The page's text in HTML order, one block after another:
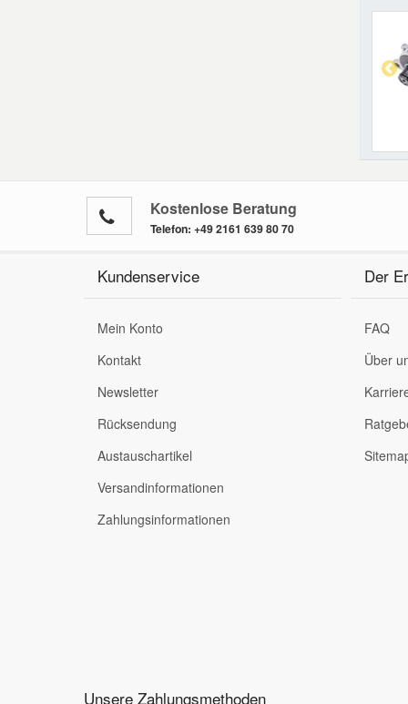
Kostenlose Beratung
Telefon: +49 2161 639 80 70
Kundenservice
Mein Konto
Kontakt
Newsletter
Rücksendung
Austauschartikel
Versandinformationen
Zahlungsinformationen
Der
FAQ
Über
Unsere Zahlungsmethoden